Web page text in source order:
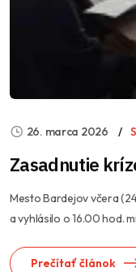
26. marca 2026
Zasadnutie
Mesto Bardejov včera
a vyhlásilo o 16.00 hod.
Prečítať článok